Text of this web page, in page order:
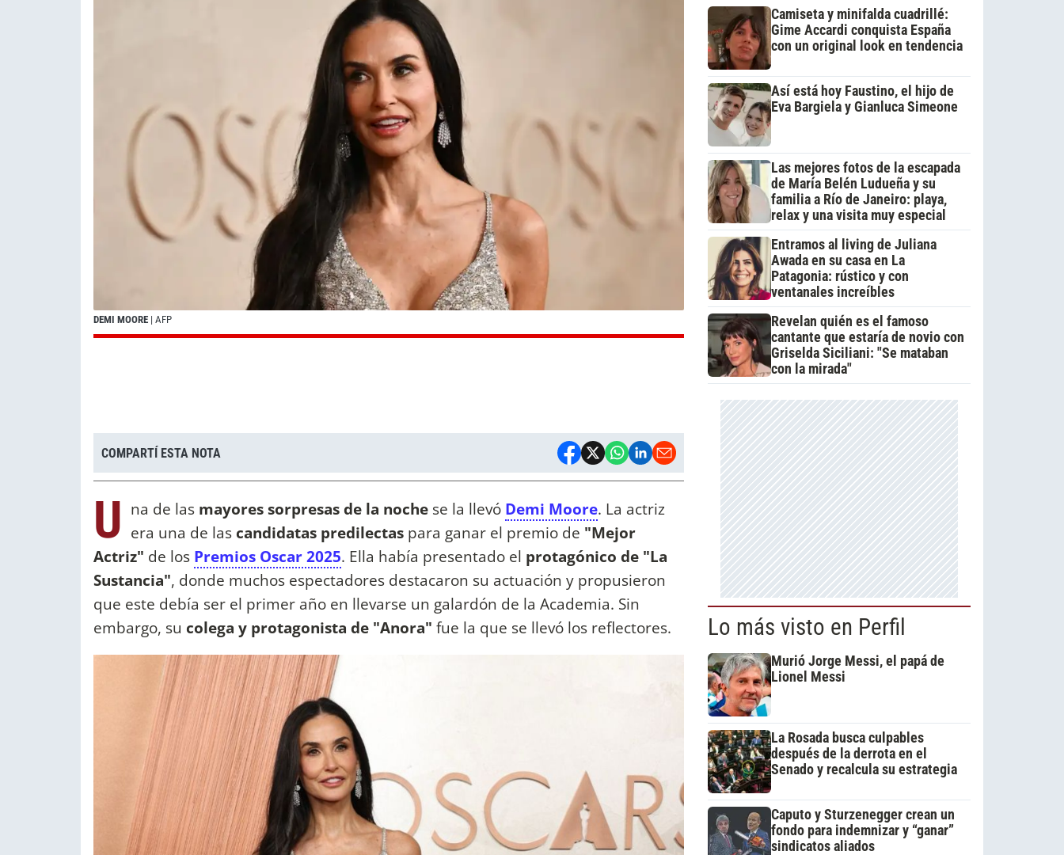
DEMI MOORE | AFP
COMPARTÍ ESTA NOTA
U na de las mayores sorpresas de la noche se la llevó Demi Moore. La actriz
era una de las candidatas predilectas para ganar el premio de "Mejor
Actriz" de los Premios Oscar 2025. Ella había presentado el protagónico de "La
Sustancia", donde muchos espectadores destacaron su actuación y propusieron
que este debía ser el primer año en llevarse un galardón de la Academia. Sin
embargo, su colega y protagonista de "Anora" fue la que se llevó los reflectores.
Camiseta y minifalda cuadrillé:
Gime Accardi conquista España
con un original look en tendencia
Así está hoy Faustino, el hijo de
Eva Bargiela y Gianluca Simeone
Las mejores fotos de la escapada
de María Belén Ludueña y su
familia a Río de Janeiro: playa,
relax y una visita muy especial
Entramos al living de Juliana
Awada en su casa en La
Patagonia: rústico y con
ventanales increíbles
Revelan quién es el famoso
cantante que estaría de novio con
Griselda Siciliani: "Se mataban
con la mirada"
Lo más visto en Perfil
Murió Jorge Messi, el papá de
Lionel Messi
La Rosada busca culpables
después de la derrota en el
Senado y recalcula su estrategia
Caputo y Sturzenegger crean un
fondo para indemnizar y “ganar”
sindicatos aliados